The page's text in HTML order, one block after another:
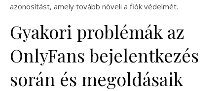
azonosítást, amely tovább növeli a fiók védelmét.
Gyakori problémák az
OnlyFans bejelentkezés
során és megoldásaik